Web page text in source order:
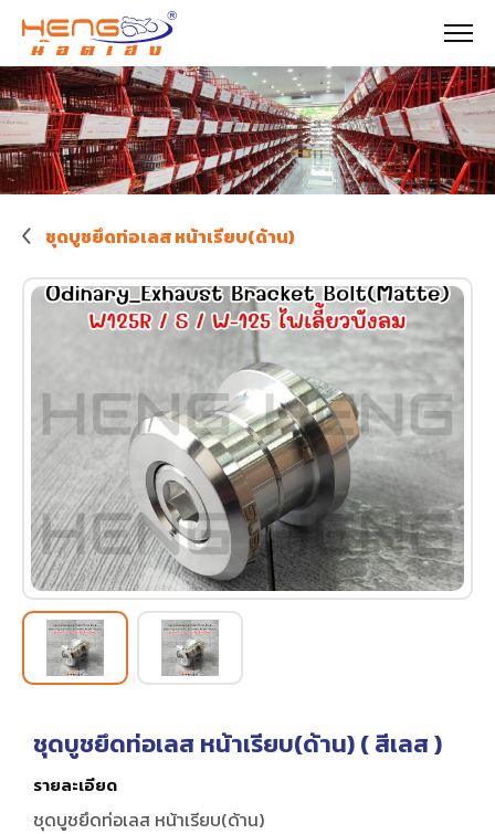
ชุดบูชยึดท่อเลส หน้าเรียบ(ด้าน)
ชุดบูชยึดท่อเลส หน้าเรียบ(ด้าน) (สีเลส)
รายละเอียด
ชุดบูชยึดท่อเลส หน้าเรียบ(ด้าน)